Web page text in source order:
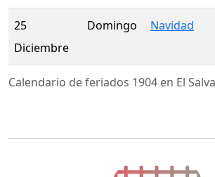
Calendario de feriados 1904 en El
25
Diciembre
Domingo Navidad